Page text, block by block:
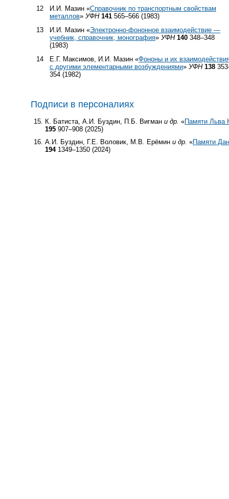
12
И.И. Мазин «Справочник по транспортным свойствам
металлов» УФН 141 565–566 (1983)
13
И.И. Мазин «Электронно-фононное взаимодействие —
учебник, справочник, монография» УФН 140 348–348
(1983)
14
Е.Г. Максимов, И.И. Мазин «Фононы и их
с другими элементарными возбуждениями» УФН 138
354 (1982)
Подписи в персоналиях
К. Батиста, А.И. Буздин, П.Б. Вигмани др. «Памяти Льва
195 907–908 (2025)
А.И. Буздин, Г.Е. Воловик, М.В. Ерёмини др. «Памяти
1941349–1350 (2024)